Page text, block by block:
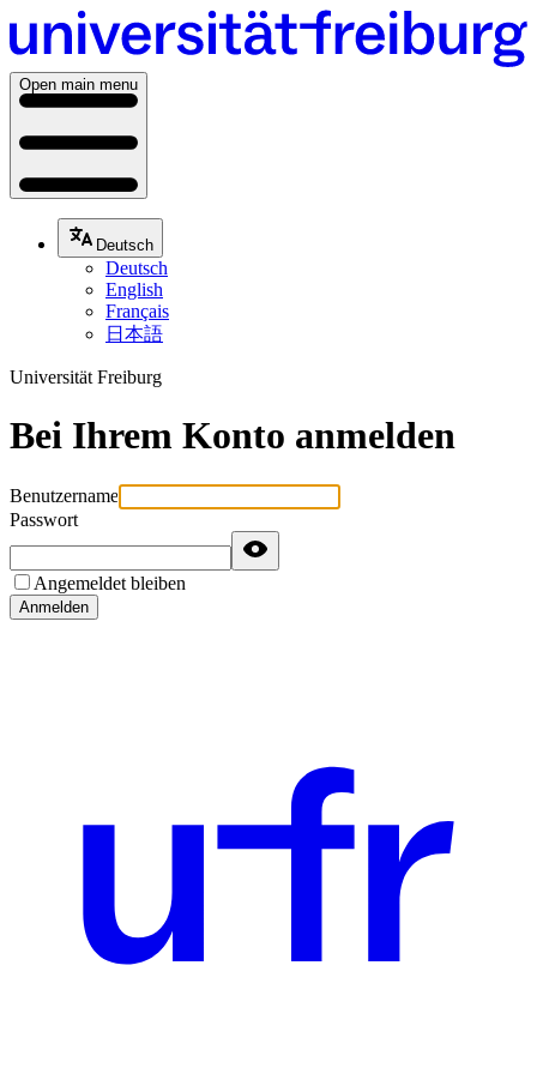
Open main menu
Deutsch
Deutsch
English
Français
日本語
Universität Freiburg
Bei Ihrem Konto anmelden
Benutzername
Passwort
Angemeldet bleiben
Anmelden